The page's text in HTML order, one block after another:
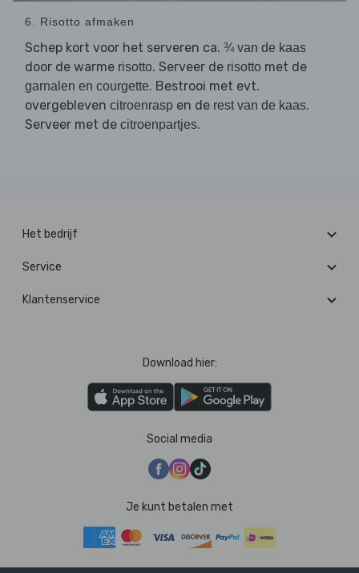
6. Risotto afmaken
Schep kort voor het serveren ca. ¾ van de kaas
door de warme risotto. Serveer de risotto met de
garnalen en courgette. Bestrooi met evt.
overgebleven citroenrasp en de rest van de kaas.
Serveer met de citroenpartjes.
Het bedrijf
Service
Klantenservice
Download hier:
Social media
Je kunt betalen met